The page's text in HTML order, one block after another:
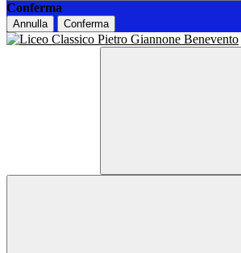
Conferma
Annulla Conferma